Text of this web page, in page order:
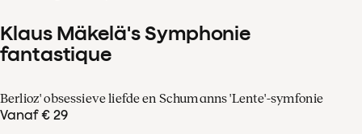
Klaus Mäkelä's Symphonie
fantastique
Berlioz' obsessieve liefde en Schumanns 'Lente'-symfonie
Vanaf € 29